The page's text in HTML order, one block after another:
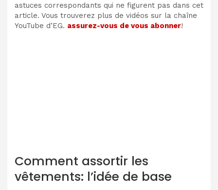
astuces correspondants qui ne figurent pas dans cet
article. Vous trouverez plus de vidéos sur la chaîne
YouTube d’EG. assurez-vous de vous abonner!
Comment assortir les
vêtements: l’idée de base